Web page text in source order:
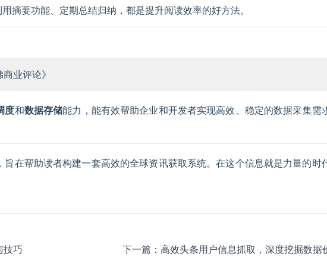
摘要功能、定期总结归纳，都是提升阅读效率的好方法。
业评论》
度和数据存储能力，能有效帮助企业和开发者实现高效、稳定的数据采集需
在帮助读者构建一套高效的全球资讯获取系统。在这个信息就是力量的时
技巧 下一篇： 高效头条用户信息抓取，深度挖掘数据